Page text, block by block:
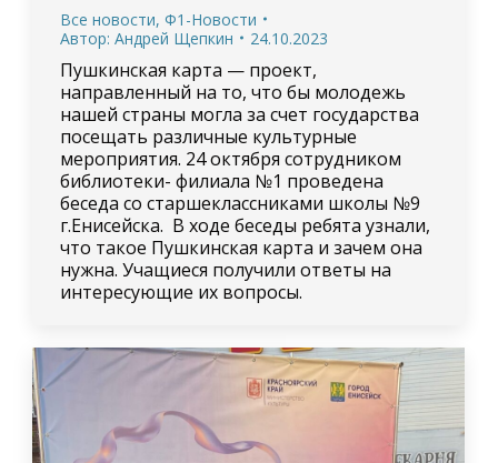
Все новости, Ф1-Новости
Автор: Андрей Щепкин 24.10.2023
Пушкинская карта — проект,
направленный на то, что бы молодежь
нашей страны могла за счет государства
посещать различные культурные
мероприятия. 24 октября сотрудником
библиотеки- филиала №1 проведена
беседа со старшеклассниками школы №9
г.Енисейска. В ходе беседы ребята узнали,
что такое Пушкинская карта и зачем она
нужна. Учащиеся получили ответы на
интересующие их вопросы.